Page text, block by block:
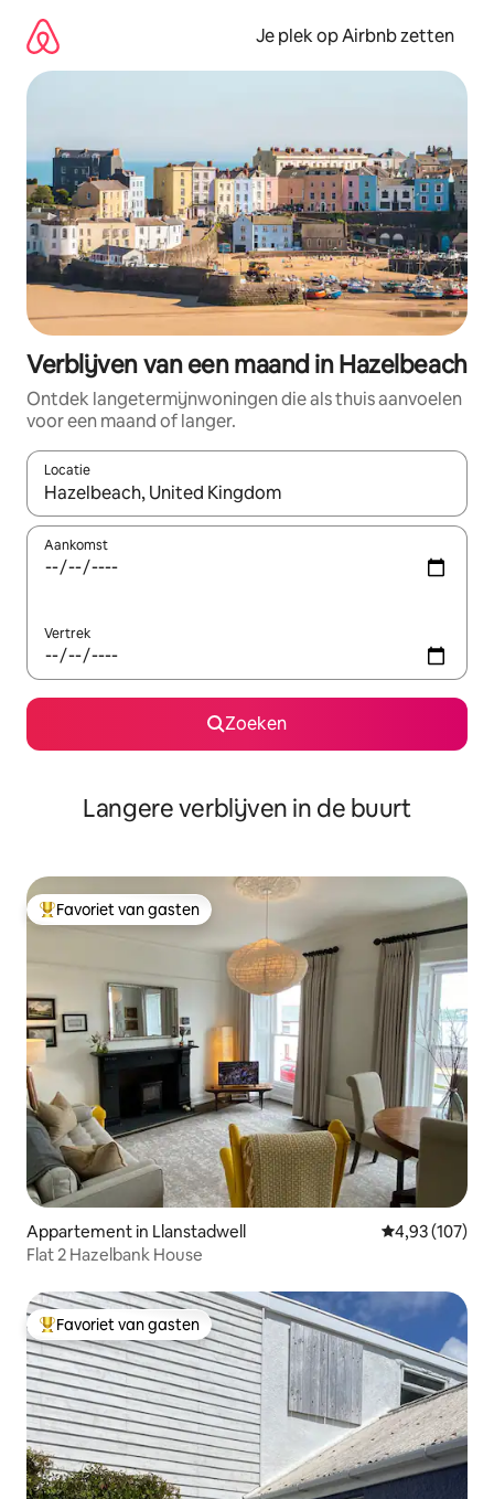
direct
naar
inhoud
Je plek op Airbnb zetten
Verblijven van een maand in Hazelbeach
Ontdek langetermijnwoningen die als thuis aanvoelen
voor een maand of langer.
Locatie
Wanneer er resultaten beschikbaar zijn, maak je een keuze
Aankomst
Vertrek
Zoeken
Langere verblijven in de buurt
Topfavoriet van gasten
Favoriet van gasten
Appartement in Llanstadwell Gemiddelde
4,93 (107)
Flat 2 Hazelbank House
Topfavoriet van gasten
Favoriet van gasten